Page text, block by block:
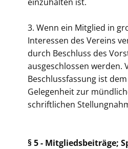
3. Wenn ein Mitglied in
Interessen des Vereins
durch Beschluss des
ausgeschlossen werden.
Beschlussfassung ist
Gelegenheit zur
schriftlichen
§ 5 - Mitgliedsbeiträge;